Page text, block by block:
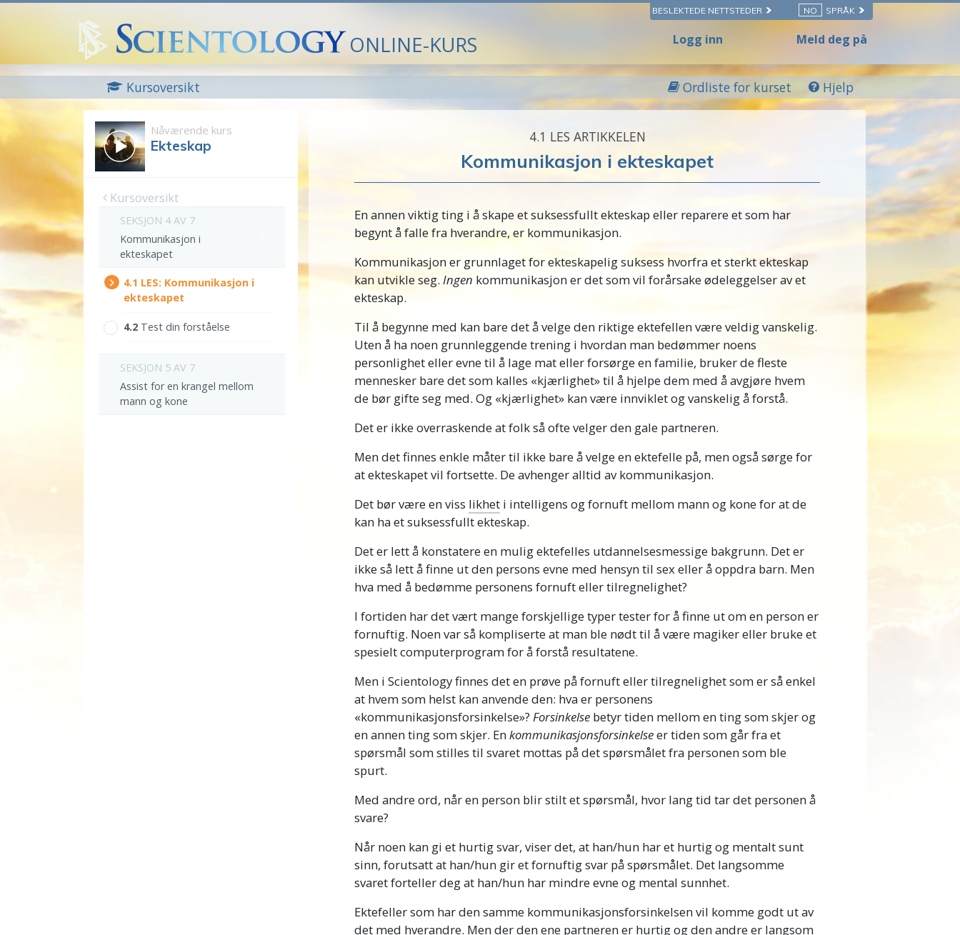
BESLEKTEDE NETTSTEDER NO SPRÅK
ONLINE-KURS Logg inn Meld deg på
Kursoversikt Ordliste for kurset Hjelp
Nåværende kurs
Ekteskap
Kursoversikt
SEKSJON 4 AV 7
Kommunikasjon i
ekteskapet
4.‎1 LES: Kommunikasjon i
ekteskapet
4.‎2 Test din forståelse
SEKSJON 5 AV 7
Assist for en krangel mellom
mann og kone
4.‎1 LES ARTIKKELEN
Kommunikasjon i ekteskapet
En annen viktig ting i å skape et suksessfullt ekteskap eller reparere et som har
begynt å falle fra hverandre, er kommunikasjon.
Kommunikasjon er grunnlaget for ekteskapelig suksess hvorfra et sterkt ekteskap
kan utvikle seg. Ingen kommunikasjon er det som vil forårsake ødeleggelser av et
ekteskap.
Til å begynne med kan bare det å velge den riktige ektefellen være veldig vanskelig.
Uten å ha noen grunnleggende trening i hvordan man bedømmer noens
personlighet eller evne til å lage mat eller forsørge en familie, bruker de fleste
mennesker bare det som kalles «kjærlighet» til å hjelpe dem med å avgjøre hvem
de bør gifte seg med. Og «kjærlighet» kan være innviklet og vanskelig å forstå.
Det er ikke overraskende at folk så ofte velger den gale partneren.
Men det finnes enkle måter til ikke bare å velge en ektefelle på, men også sørge for
at ekteskapet vil fortsette. De avhenger alltid av kommunikasjon.
Det bør være en viss likhet i intelligens og fornuft mellom mann og kone for at de
kan ha et suksessfullt ekteskap.
Det er lett å konstatere en mulig ektefelles utdannelsesmessige bakgrunn. Det er
ikke så lett å finne ut den persons evne med hensyn til sex eller å oppdra barn. Men
hva med å bedømme personens fornuft eller tilregnelighet?
I fortiden har det vært mange forskjellige typer tester for å finne ut om en person er
fornuftig. Noen var så kompliserte at man ble nødt til å være magiker eller bruke et
spesielt computerprogram for å forstå resultatene.
Men i Scientology finnes det en prøve på fornuft eller tilregnelighet som er så enkel
at hvem som helst kan anvende den: hva er personens
«kommunikasjonsforsinkelse»? Forsinkelse betyr tiden mellom en ting som skjer og
en annen ting som skjer. Enkommunikasjonsforsinkelseer tiden som går fra et
spørsmål som stilles til svaret mottas på det spørsmålet fra personen som ble
spurt.
Med andre ord, når en person blir stilt et spørsmål, hvor lang tid tar det personen å
svare?
Når noen kan gi et hurtig svar, viser det, at han/hun har et hurtig og mentalt sunt
sinn, forutsatt at han/hun gir et fornuftig svar på spørsmålet. Det langsomme
svaret forteller deg at han/hun har mindre evne og mental sunnhet.
Ektefeller som har den samme kommunikasjonsforsinkelsen vil komme godt ut av
det med hverandre. Men der den ene partneren er hurtig og den andre er langsom